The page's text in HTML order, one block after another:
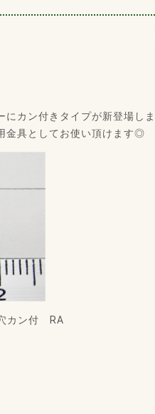
カン付きタイプが新登場しま
金具としてお使い頂けます◎
カン付 RA